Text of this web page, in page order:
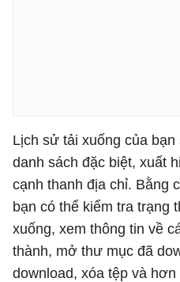
Lịch sử tải xuống của
danh sách đặc biệt, xuất
cạnh thanh địa chỉ. Bằng
bạn có thể kiểm tra trạng
xuống, xem thông tin về
thành, mở thư mục đã
download, xóa tệp và hơn